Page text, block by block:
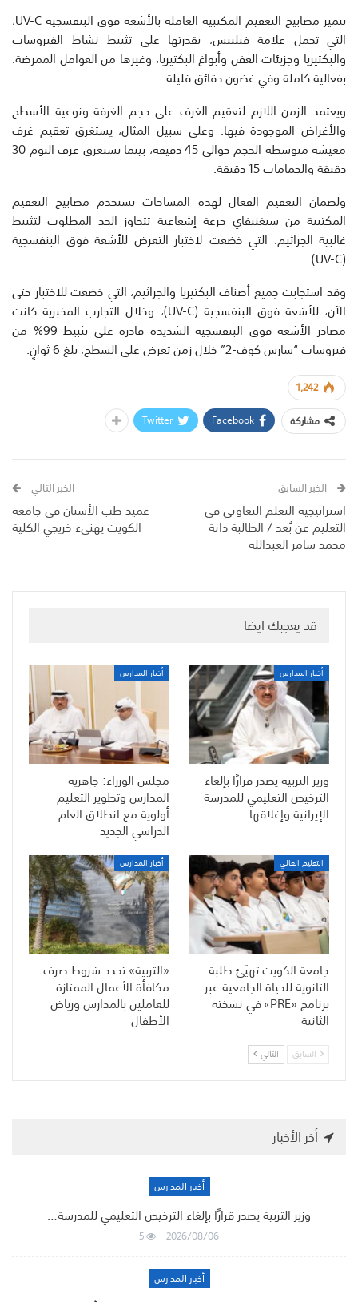
تتميز مصابيح التعقيم المكتبية العاملة بالأشعة فوق البنفسجية UV-C،
التي تحمل علامة فيليبس، بقدرتها على تثبيط نشاط الفيروسات
والبكتيريا وجزيئات العفن وأبواغ البكتيريا، وغيرها من العوامل الممرضة،
بفعالية كاملة وفي غضون دقائق قليلة.
ويعتمد الزمن اللازم لتعقيم الغرف على حجم الغرفة ونوعية الأسطح
والأغراض الموجودة فيها. وعلى سبيل المثال، يستغرق تعقيم غرف
معيشة متوسطة الحجم حوالي 45 دقيقة، بينما تستغرق غرف النوم 30
دقيقة والحمامات 15 دقيقة.
ولضمان التعقيم الفعال لهذه المساحات تستخدم مصابيح التعقيم
المكتبية من سيغنيفاي جرعة إشعاعية تتجاوز الحد المطلوب لتثبيط
غالبية الجراثيم، التي خضعت لاختبار التعرض للأشعة فوق البنفسجية
(UV-C).
وقد استجابت جميع أصناف البكتيريا والجراثيم، التي خضعت للاختبار حتى
الآن، للأشعة فوق البنفسجية (UV-C)، وخلال التجارب المخبرية كانت
مصادر الأشعة فوق البنفسجية الشديدة قادرة على تثبيط 99% من
فيروسات “سارس كوف-2” خلال زمن تعرض على السطح، بلغ 6 ثوانٍ.
1,242
مشاركة
Facebook
Twitter
الخبر السابق
استراتيجية التعلم التعاوني في
التعليم عن بُعد / الطالبة دانة
محمد سامر العبدالله
الخبر التالي
عميد طب الأسنان في جامعة
الكويت يهنىء خريجي الكلية
قد يعجبك ايضا
أخبار المدارس
وزير التربية يصدر قرارًا بإلغاء
الترخيص التعليمي للمدرسة
الإيرانية وإغلاقها
أخبار المدارس
مجلس الوزراء: جاهزية
المدارس وتطوير التعليم
أولوية مع انطلاق العام
الدراسي الجديد
التعليم العالي
جامعة الكويت تهيّئ طلبة
الثانوية للحياة الجامعية عبر
برنامج «PRE» في نسخته
الثانية
أخبار المدارس
«التربية» تحدد شروط صرف
مكافأة الأعمال الممتازة
للعاملين بالمدارس ورياض
الأطفال
السابق التالي
أخر الأخبار
أخبار المدارس
وزير التربية يصدر قرارًا بإلغاء الترخيص التعليمي للمدرسة…
2026/08/06
5
أخبار المدارس